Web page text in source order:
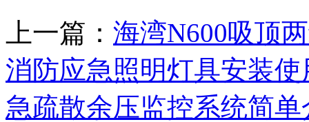
上一篇： 海湾N600吸顶
消防应急照明灯具安装
急疏散余压监控系统简单